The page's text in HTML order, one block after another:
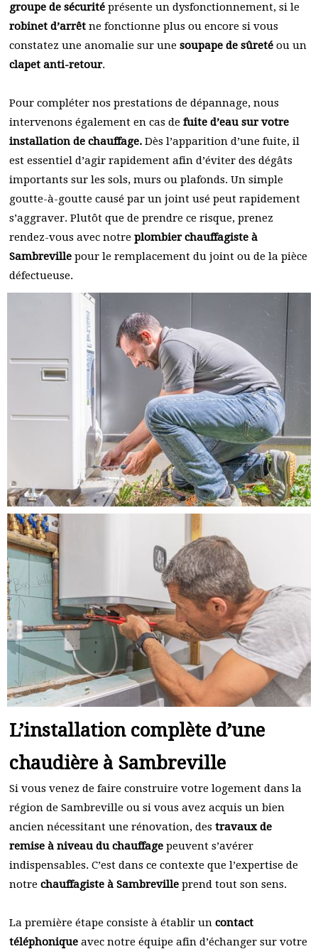
groupe de sécurité présente un dysfonctionnement, si le
robinet d’arrêt ne fonctionne plus ou encore si vous
constatez une anomalie sur une soupape de sûreté ou un
clapet anti-retour.
Pour compléter nos prestations de dépannage, nous
intervenons également en cas de fuite d’eau sur votre
installation de chauffage. Dès l’apparition d’une fuite, il
est essentiel d’agir rapidement afin d’éviter des dégâts
importants sur les sols, murs ou plafonds. Un simple
goutte-à-goutte causé par un joint usé peut rapidement
s’aggraver. Plutôt que de prendre ce risque, prenez
rendez-vous avec notre plombier chauffagiste à
Sambreville pour le remplacement du joint ou de la pièce
défectueuse.
L’installation complète d’une
chaudière à Sambreville
Si vous venez de faire construire votre logement dans la
région de Sambreville ou si vous avez acquis un bien
ancien nécessitant une rénovation, des travaux de
remise à niveau du chauffage peuvent s’avérer
indispensables. C’est dans ce contexte que l’expertise de
notre chauffagiste à Sambreville prend tout son sens.
La première étape consiste à établir un contact
téléphonique avec notre équipe afin d’échanger sur votre